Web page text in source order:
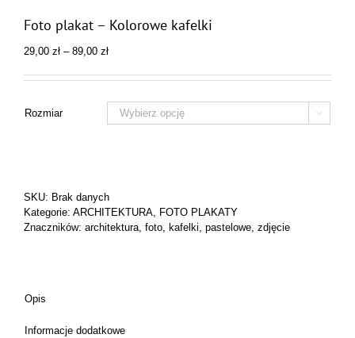
Foto plakat – Kolorowe kafelki
29,00 zł – 89,00 złZakres
od
89,00 zł
Rozmiar 
SKU: Brak danych
Kategorie: ARCHITEKTURA, FOTO PLAKATY
Znaczników: architektura, foto, kafelki, pastelowe, zdjęcie
Opis
Informacje dodatkowe